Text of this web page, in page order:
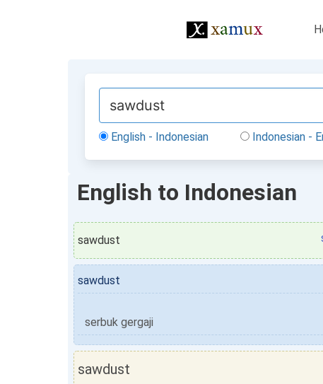
English - Indonesian Indonesian -
English to Indonesian
sawdust
sawdust
serbuk gergaji
sawdust